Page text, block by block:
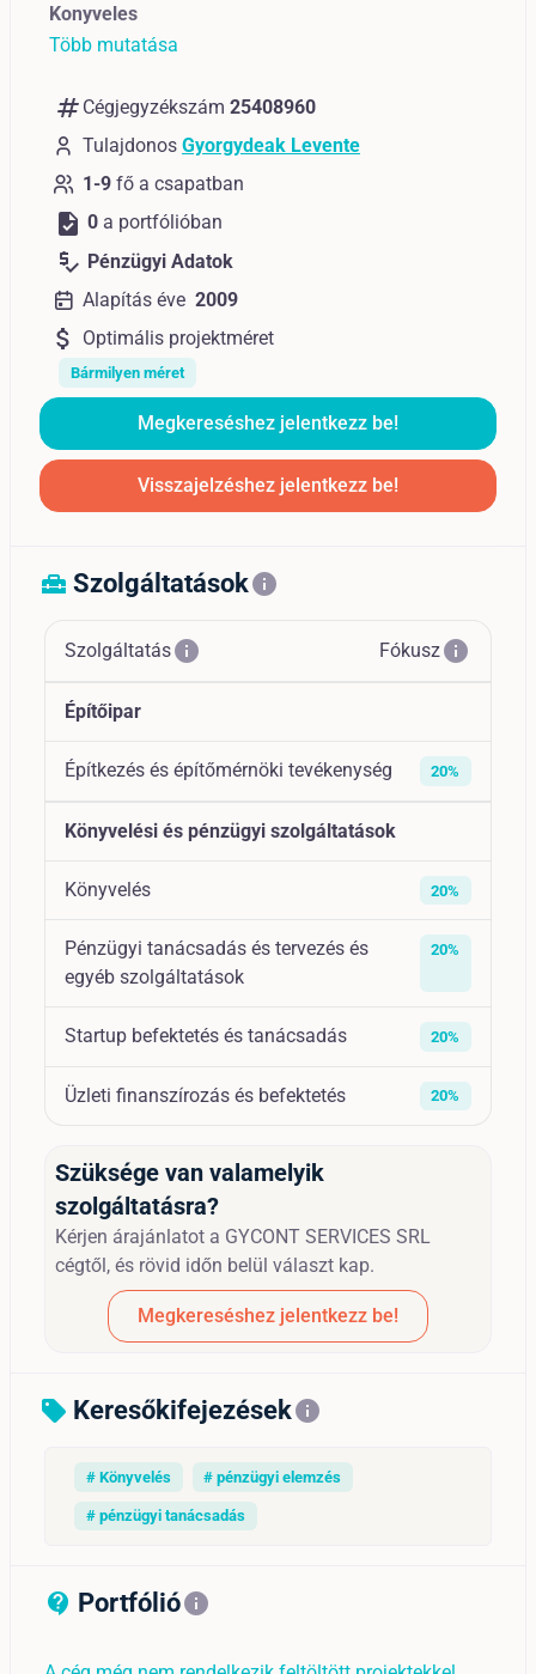
Konyveles
Több mutatása
numbers Cégjegyzékszám 25408960
Tulajdonos Gyorgydeak Levente
1-9 fő a csapatban
task 0 a portfólióban
price_check Pénzügyi Adatok
Alapítás éve 2009
attach_money Optimális projektméret
Bármilyen méret
Megkereséshez jelentkezz be!
Visszajelzéshez jelentkezz be!
home_repair_service Szolgáltatásokinfo
Szolgáltatásinfo Fókuszinfo
Építőipar
Építkezés és építőmérnöki tevékenység 20%
Könyvelési és pénzügyi szolgáltatások
Könyvelés 20%
Pénzügyi tanácsadás és tervezés és
egyéb szolgáltatások
20%
Startup befektetés és tanácsadás 20%
Üzleti finanszírozás és befektetés 20%
Szüksége van valamelyik
szolgáltatásra?
Kérjen árajánlatot a GYCONT SERVICES SRL
cégtől, és rövid időn belül választ kap.
Megkereséshez jelentkezz be!
sell Keresőkifejezésekinfo
# Könyvelés # pénzügyi elemzés
# pénzügyi tanácsadás
contact_support_outline
Portfólióinfo